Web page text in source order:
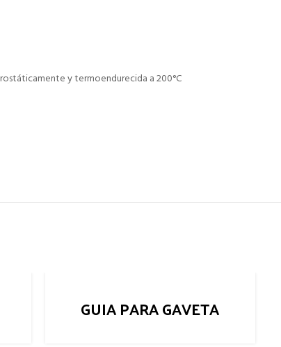
y termoendurecida a 200°C
GUIA PARA GAVETA